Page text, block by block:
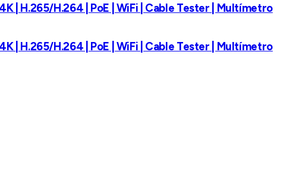
| H.265/H.264 | PoE | WiFi | Cable Tester | Multímetro
| H.265/H.264 | PoE | WiFi | Cable Tester | Multímetro